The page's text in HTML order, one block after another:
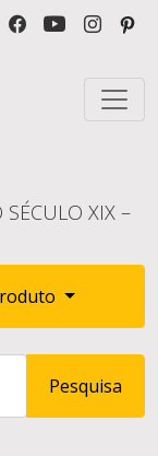
SÉCULO XIX –
Pesquisa